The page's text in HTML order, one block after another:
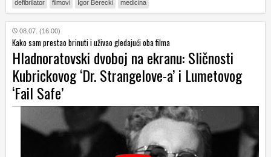
defibrilator filmovi Igor Berecki medicina
08.07. (16:00)
Kako sam prestao brinuti i uživao gledajući oba filma
Hladnoratovski dvoboj na ekranu: Sličnosti
Kubrickovog ‘Dr. Strangelove-a’ i Lumetovog
‘Fail Safe’